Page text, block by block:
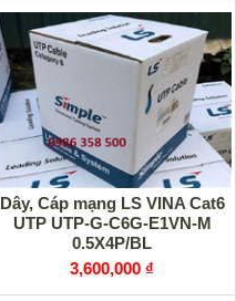
Dây, Cáp mạng LS VINA Cat6
UTP UTP-G-C6G-E1VN-M
0.5X4P/BL
3,600,000 ₫